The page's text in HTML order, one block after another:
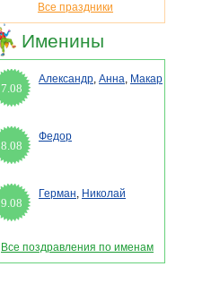
Все праздники
Именины
7.08
Александр, Анна, Макар
8.08
Федор
9.08
Герман, Николай
Все поздравления по именам